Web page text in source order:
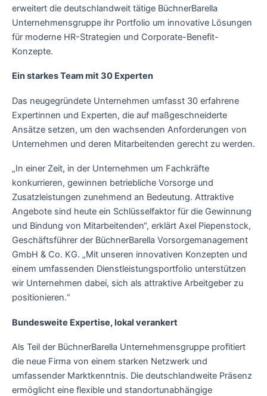
erweitert die deutschlandweit tätige BüchnerBarella
Unternehmensgruppe ihr Portfolio um innovative Lösungen
für moderne HR-Strategien und Corporate-Benefit-
Konzepte.
Ein starkes Team mit 30 Experten
Das neugegründete Unternehmen umfasst 30 erfahrene
Expertinnen und Experten, die auf maßgeschneiderte
Ansätze setzen, um den wachsenden Anforderungen von
Unternehmen und deren Mitarbeitenden gerecht zu werden.
„In einer Zeit, in der Unternehmen um Fachkräfte
konkurrieren, gewinnen betriebliche Vorsorge und
Zusatzleistungen zunehmend an Bedeutung. Attraktive
Angebote sind heute ein Schlüsselfaktor für die Gewinnung
und Bindung von Mitarbeitenden“, erklärt Axel Piepenstock,
Geschäftsführer der BüchnerBarella Vorsorgemanagement
GmbH & Co. KG. „Mit unseren innovativen Konzepten und
einem umfassenden Dienstleistungsportfolio unterstützen
wir Unternehmen dabei, sich als attraktive Arbeitgeber zu
positionieren.“
Bundesweite Expertise, lokal verankert
Als Teil der BüchnerBarella Unternehmensgruppe profitiert
die neue Firma von einem starken Netzwerk und
umfassender Marktkenntnis. Die deutschlandweite Präsenz
ermöglicht eine flexible und standortunabhängige